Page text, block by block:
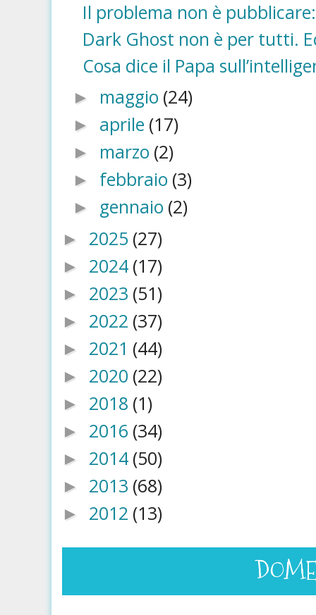
Il problema non è
Dark Ghost non è per tutti.
Cosa dice il Papa
► maggio (24)
► aprile (17)
► marzo (2)
► febbraio (3)
► gennaio (2)
► 2025 (27)
► 2024 (17)
► 2023 (51)
► 2022 (37)
► 2021 (44)
► 2020 (22)
► 2018 (1)
► 2016 (34)
► 2014 (50)
► 2013 (68)
► 2012 (13)